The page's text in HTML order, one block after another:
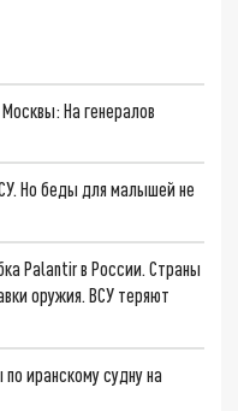
На генералов
Но беды для малышей не
Palantir в России. Страны
оружия. ВСУ теряют
иранскому судну на